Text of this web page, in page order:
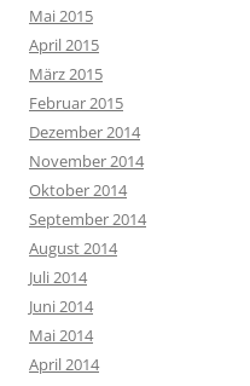
Mai 2015
April 2015
März 2015
Februar 2015
Dezember 2014
November 2014
Oktober 2014
September 2014
August 2014
Juli 2014
Juni 2014
Mai 2014
April 2014